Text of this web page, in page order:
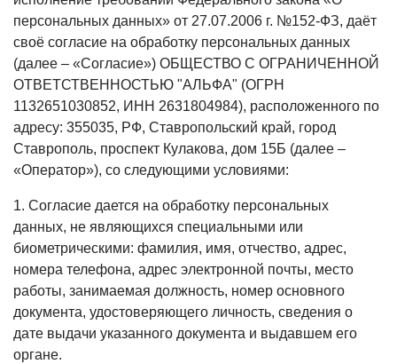
персональных данных» от 27.07.2006 г. №152-ФЗ, даёт
своё согласие на обработку персональных данных
(далее – «Согласие») ОБЩЕСТВО С ОГРАНИЧЕННОЙ
ОТВЕТСТВЕННОСТЬЮ "АЛЬФА" (ОГРН
1132651030852, ИНН 2631804984), расположенного по
адресу: 355035, РФ, Ставропольский край, город
Ставрополь, проспект Кулакова, дом 15Б (далее –
«Оператор»), со следующими условиями:
1. Согласие дается на обработку персональных
данных, не являющихся специальными или
биометрическими: фамилия, имя, отчество, адрес,
номера телефона, адрес электронной почты, место
работы, занимаемая должность, номер основного
документа, удостоверяющего личность, сведения о
дате выдачи указанного документа и выдавшем его
органе.